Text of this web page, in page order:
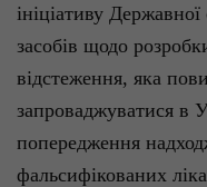
ініціативу Державної
засобів щодо
відстеження, яка
запроваджуватися в
попередження
фальсифікованих